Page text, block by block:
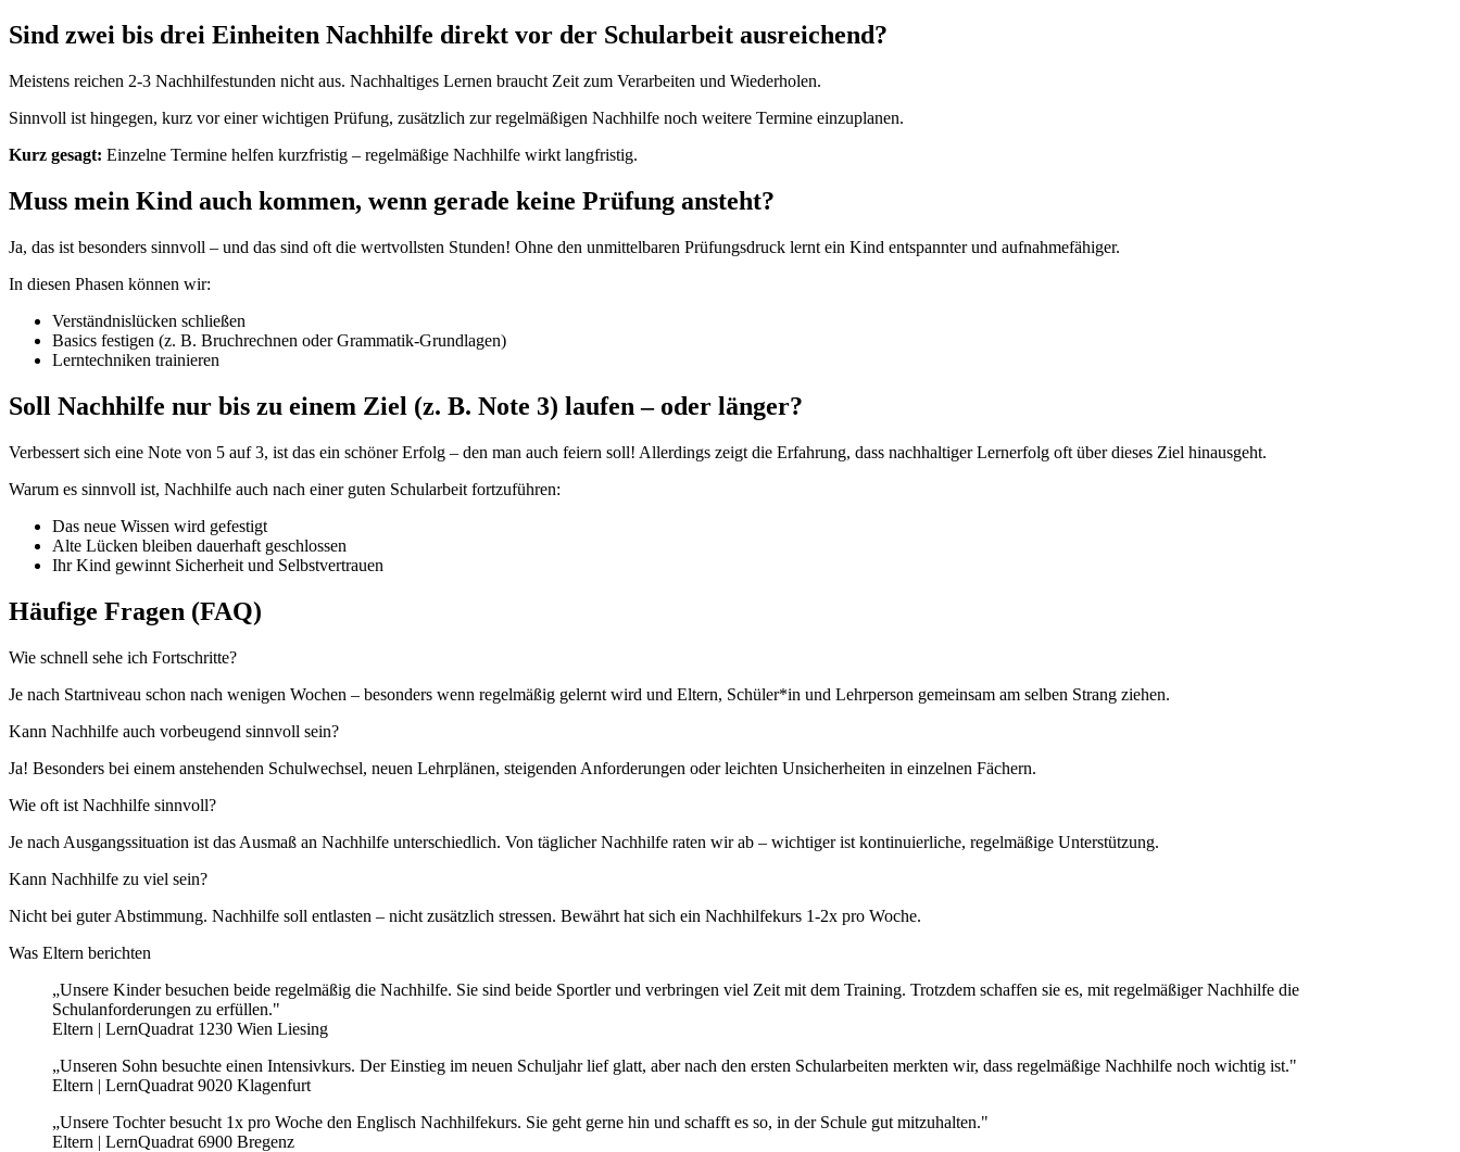
Sind zwei bis drei Einheiten Nachhilfe direkt vor der Schularbeit ausreichend?
Meistens reichen 2-3 Nachhilfestunden nicht aus. Nachhaltiges Lernen braucht Zeit zum Verarbeiten und Wiederholen.
Sinnvoll ist hingegen, kurz vor einer wichtigen Prüfung, zusätzlich zur regelmäßigen Nachhilfe noch weitere Termine einzuplanen.
Kurz gesagt: Einzelne Termine helfen kurzfristig – regelmäßige Nachhilfe wirkt langfristig.
Muss mein Kind auch kommen, wenn gerade keine Prüfung ansteht?
Ja, das ist besonders sinnvoll – und das sind oft die wertvollsten Stunden! Ohne den unmittelbaren Prüfungsdruck lernt ein Kind entspannter und aufnahmefähiger.
In diesen Phasen können wir:
Verständnislücken schließen
Basics festigen (z. B. Bruchrechnen oder Grammatik-Grundlagen)
Lerntechniken trainieren
Soll Nachhilfe nur bis zu einem Ziel (z. B. Note 3) laufen – oder länger?
Verbessert sich eine Note von 5 auf 3, ist das ein schöner Erfolg – den man auch feiern soll! Allerdings zeigt die Erfahrung, dass nachhaltiger Lernerfolg oft über dieses Ziel hinausgeht.
Warum es sinnvoll ist, Nachhilfe auch nach einer guten Schularbeit fortzuführen:
Das neue Wissen wird gefestigt
Alte Lücken bleiben dauerhaft geschlossen
Ihr Kind gewinnt Sicherheit und Selbstvertrauen
Häufige Fragen (FAQ)
Wie schnell sehe ich Fortschritte?
Je nach Startniveau schon nach wenigen Wochen – besonders wenn regelmäßig gelernt wird und Eltern, Schüler*in und Lehrperson gemeinsam am selben Strang ziehen.
Kann Nachhilfe auch vorbeugend sinnvoll sein?
Ja! Besonders bei einem anstehenden Schulwechsel, neuen Lehrplänen, steigenden Anforderungen oder leichten Unsicherheiten in einzelnen Fächern.
Wie oft ist Nachhilfe sinnvoll?
Je nach Ausgangssituation ist das Ausmaß an Nachhilfe unterschiedlich. Von täglicher Nachhilfe raten wir ab – wichtiger ist kontinuierliche, regelmäßige Unterstützung.
Kann Nachhilfe zu viel sein?
Nicht bei guter Abstimmung. Nachhilfe soll entlasten – nicht zusätzlich stressen. Bewährt hat sich ein Nachhilfekurs 1-2x pro Woche.
Was Eltern berichten
„Unsere Kinder besuchen beide regelmäßig die Nachhilfe. Sie sind beide Sportler und verbringen viel Zeit mit dem Training. Trotzdem schaffen sie es, mit regelmäßiger Nachhilfe die
Schulanforderungen zu erfüllen."
Eltern | LernQuadrat 1230 Wien Liesing
„Unseren Sohn besuchte einen Intensivkurs. Der Einstieg im neuen Schuljahr lief glatt, aber nach den ersten Schularbeiten merkten wir, dass regelmäßige Nachhilfe noch wichtig ist."
Eltern | LernQuadrat 9020 Klagenfurt
„Unsere Tochter besucht 1x pro Woche den Englisch Nachhilfekurs. Sie geht gerne hin und schafft es so, in der Schule gut mitzuhalten."
Eltern | LernQuadrat 6900 Bregenz